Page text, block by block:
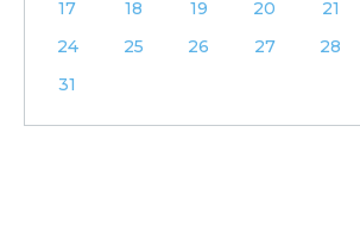
17
18 19 20 21
24
25 26 27 28
31